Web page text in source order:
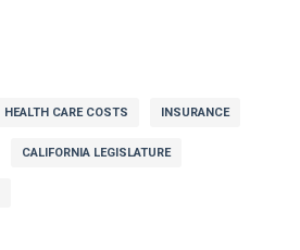
HEALTH CARE COSTS INSURANCE
CALIFORNIA LEGISLATURE